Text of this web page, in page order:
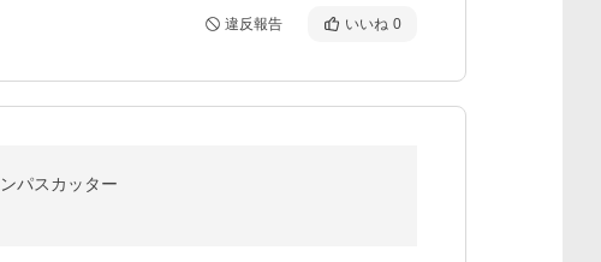
違反報告 いいね 0
パスカッター